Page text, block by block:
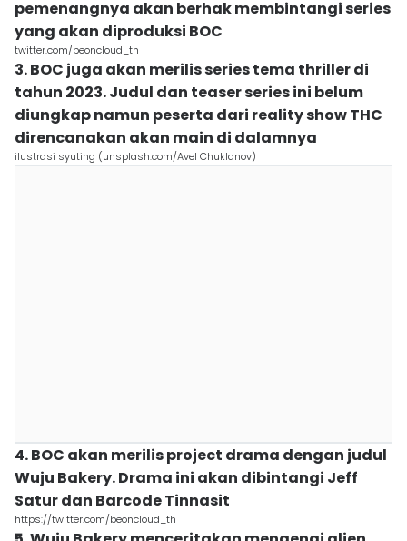
pemenangnya akan berhak membintangi series
yang akan diproduksi BOC
twitter.com/beoncloud_th
3. BOC juga akan merilis series tema thriller di
tahun 2023. Judul dan teaser series ini belum
diungkap namun peserta dari reality show THC
direncanakan akan main di dalamnya
ilustrasi syuting (unsplash.com/Avel Chuklanov)
4. BOC akan merilis project drama dengan judul
Wuju Bakery. Drama ini akan dibintangi Jeff
Satur dan Barcode Tinnasit
https://twitter.com/beoncloud_th